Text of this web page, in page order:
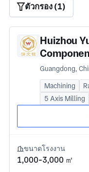
ตัวกรอง (1)
Huizhou
Guangdong,
Machining
5 Axis Milling
ขนาดโรงงาน
1,000-3,000 ㎡